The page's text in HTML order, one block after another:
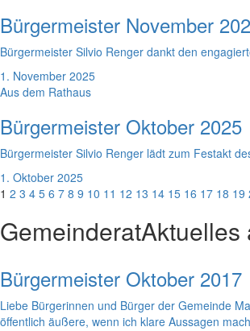
Bürgermeister November
Bürgermeister Silvio Renger dankt den
1. November 2025
Aus dem Rathaus
Bürgermeister Oktober 2025
Bürgermeister Silvio Renger lädt zum Festakt
1. Oktober 2025
1 2 3 4 5 6 7 8 9 10 11 12 13 14 15 16 17 18 19
GemeinderatAktuelles
Bürgermeister Oktober 2017
Liebe Bürgerinnen und Bürger der Gemeinde
öffentlich äußere, wenn ich klare Aussagen